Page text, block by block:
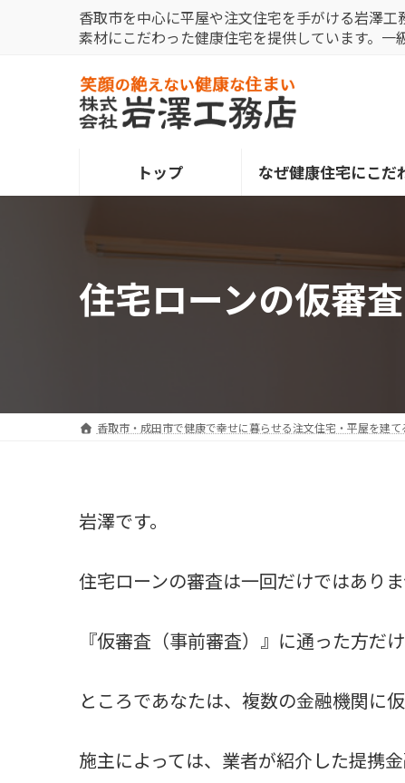
キ
に
香取市を中心に平屋や注文住宅を手がける岩澤
素材にこだわった健康住宅を提供しています。一
トップ なぜ健康住宅にこだ
住宅ローンの仮審
香取市・成田市で健康で幸せに暮らせる注文住宅・平屋を建
岩澤です。
住宅ローンの審査は一回だけではありま
『仮審査（事前審査）』に通った方だ
ところであなたは、複数の金融機関に
施主によっては、業者が紹介した提携